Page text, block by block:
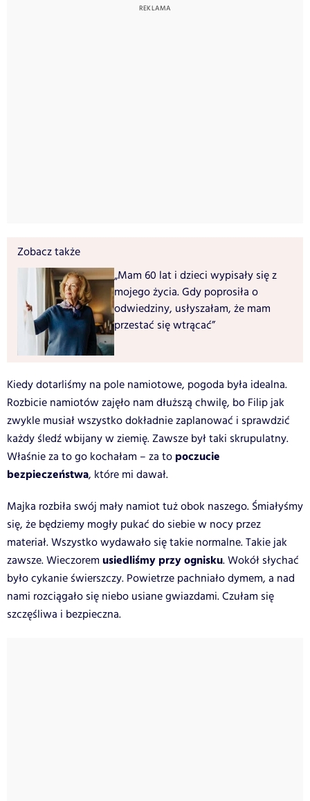
Zobacz także
„Mam 60 lat i dzieci wypisały się z
mojego życia. Gdy poprosiła o
odwiedziny, usłyszałam, że mam
przestać się wtrącać”
Kiedy dotarliśmy na pole namiotowe, pogoda była idealna.
Rozbicie namiotów zajęło nam dłuższą chwilę, bo Filip jak
zwykle musiał wszystko dokładnie zaplanować i sprawdzić
każdy śledź wbijany w ziemię. Zawsze był taki skrupulatny.
Właśnie za to go kochałam – za to poczucie
bezpieczeństwa, które mi dawał.
Majka rozbiła swój mały namiot tuż obok naszego. Śmiałyśmy
się, że będziemy mogły pukać do siebie w nocy przez
materiał. Wszystko wydawało się takie normalne. Takie jak
zawsze. Wieczorem usiedliśmy przy ognisku. Wokół słychać
było cykanie świerszczy. Powietrze pachniało dymem, a nad
nami rozciągało się niebo usiane gwiazdami. Czułam się
szczęśliwa i bezpieczna.